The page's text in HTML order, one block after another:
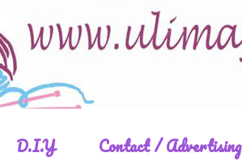
D.I.Y Contact / Advertising